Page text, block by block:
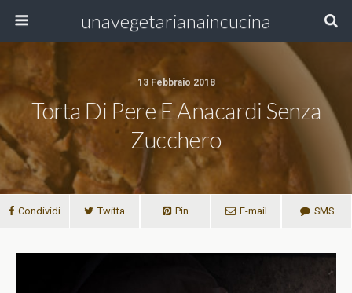
unavegetarianaincucina
13 Febbraio 2018
Torta Di Pere E Anacardi Senza
Zucchero
Condividi Twitta Pin E-mail SMS